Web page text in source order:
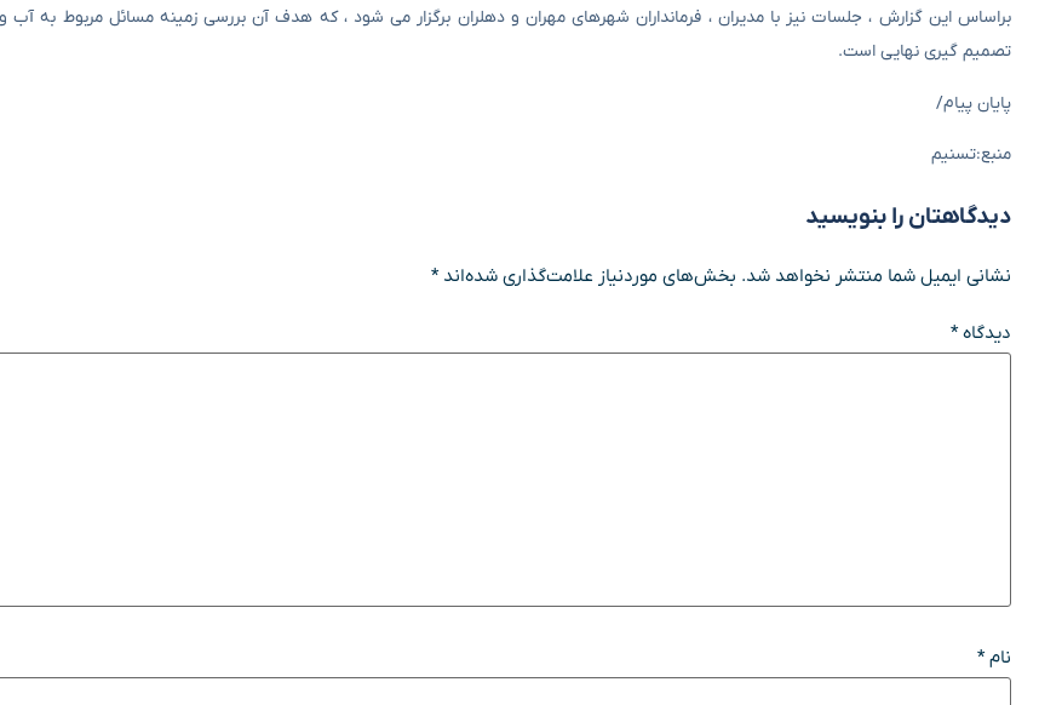
براساس این گزارش ، جلسات نیز با مدیران ، فرمانداران شهرهای مهران و دهلران برگزار می شود ، که هدف آن بررسی زمینه مسائل مربوط به
تصمیم گیری نهایی است.
پایان پیام/
منبع:تسنیم
دیدگاهتان را بنویسید
نشانی ایمیل شما منتشر نخواهد شد. بخش‌های موردنیاز علامت‌گذاری شده‌اند*
دیدگاه*
نام*